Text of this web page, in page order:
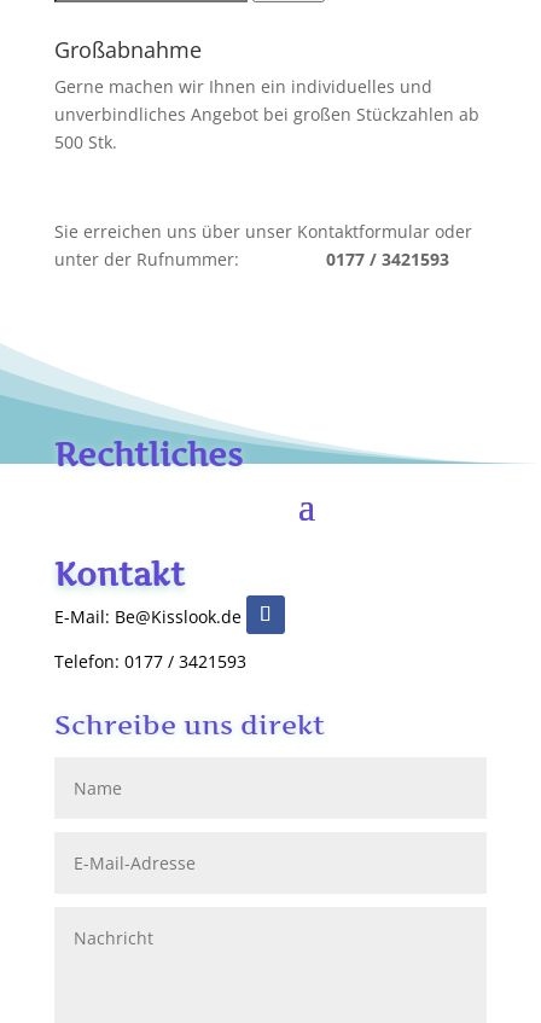
Großabnahme
Gerne machen wir Ihnen ein individuelles und
unverbindliches Angebot bei großen Stückzahlen ab
500 Stk.
Sie erreichen uns über unser Kontaktformular oder
unter der Rufnummer: 0177 / 3421593
Rechtliches
Kontakt
E-Mail: Be@Kisslook.de
Telefon: 0177 / 3421593
Schreibe uns direkt